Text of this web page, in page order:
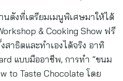
ดังที่เตรียมเมนูพิเศษมาให้ได้
& Cooking Show ฟรี
าธิตและทำเองได้จริง อาทิ
แบบมืออาชีพ, การทำ “ขนม
to Taste Chocolate โดย